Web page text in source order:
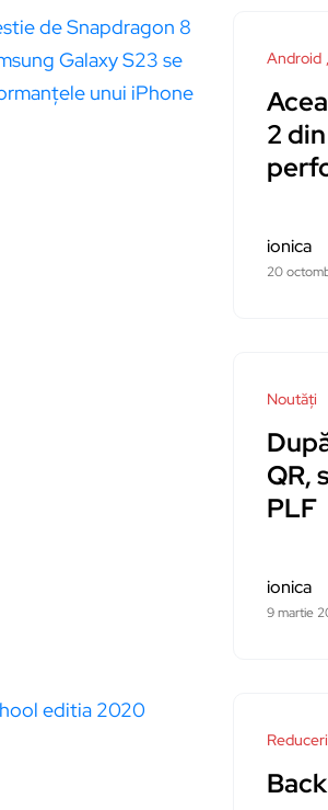
Android
2
ionica
20
Noutăți
QR,
PLF
ionica
9 martie
Reduceri